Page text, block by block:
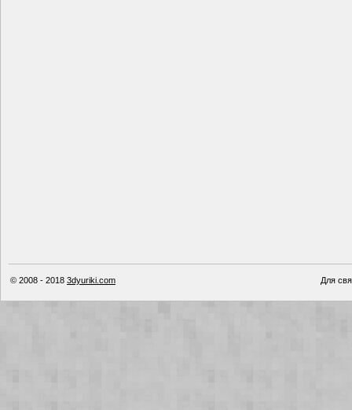
© 2008 - 2018 3dyuriki.com Для